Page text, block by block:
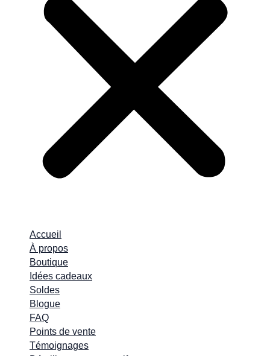
Accueil
À propos
Boutique
Idées cadeaux
Soldes
Blogue
FAQ
Points de vente
Témoignages